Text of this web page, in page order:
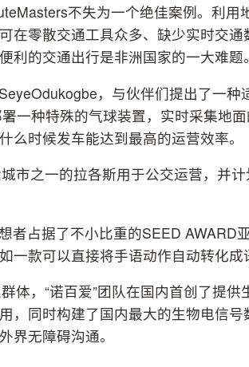
不失为一个绝佳案例。利用
在零散交通工具众多、缺少实时交
的交通出行是非洲国家的一大难题。
，与伙伴们提出了一种
一种特殊的气球装置，实时采集地
么时候发车能达到最高的运营效率。
市之一的拉各斯用于公交运营，并
者占据了不小比重的SEED AWARD
款可以直接将手语动作自动转化成
体，“诺百爱”团队在国内首创了提
，同时构建了国内最大的生物电信
界无障碍沟通。